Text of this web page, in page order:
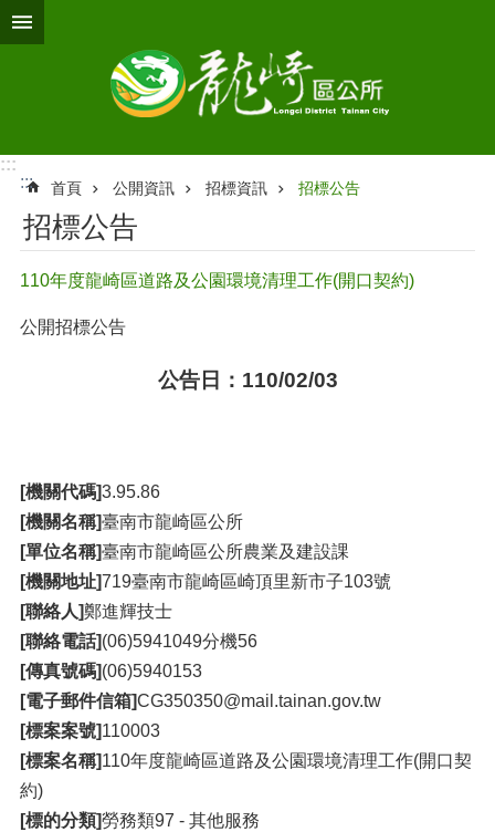
跳到主要內容區塊
:::
:::
首頁 公開資訊 招標資訊 招標公告
招標公告
110年度龍崎區道路及公園環境清理工作(開口契約)
公開招標公告
公告日：110/02/03
[機關代碼]3.95.86
[機關名稱]臺南市龍崎區公所
[單位名稱]臺南市龍崎區公所農業及建設課
[機關地址]719臺南市龍崎區崎頂里新市子103號
[聯絡人]鄭進輝技士
[聯絡電話](06)5941049分機56
[傳真號碼](06)5940153
[電子郵件信箱]CG350350@mail.tainan.gov.tw
[標案案號]110003
[標案名稱]110年度龍崎區道路及公園環境清理工作(開口契
約)
[標的分類]勞務類97 - 其他服務